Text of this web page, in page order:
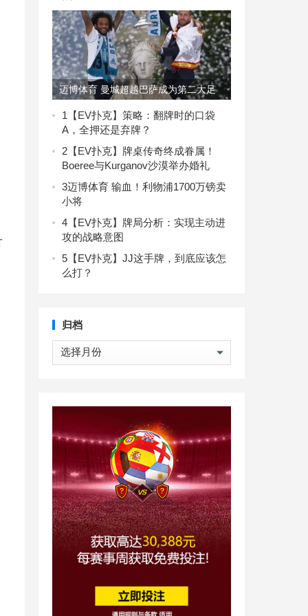
迈博体育 曼城超越巴萨成为第二大足
球品牌
1 【EV扑克】策略：翻牌时的口袋
A，全押还是弃牌？
2 【EV扑克】​牌桌传奇终成眷属！
Boeree与Kurganov沙漠举办婚礼
3迈博体育 输血！利物浦1700万镑卖
小将
4 【EV扑克】牌局分析：实现主动进
攻的战略意图
5 【EV扑克】JJ这手牌，到底应该怎
么打？
归档
归